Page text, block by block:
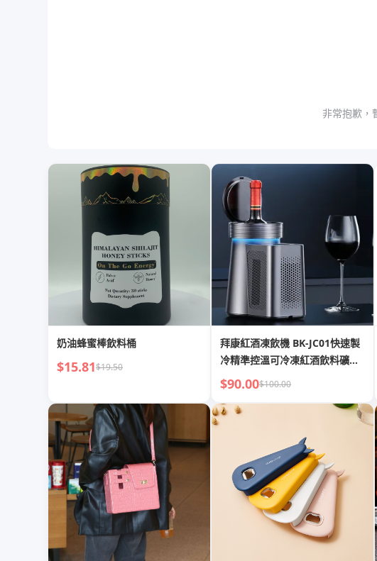
非常抱歉
奶油蜂蜜棒飲料桶
$15.81$19.50
拜康紅酒凍飲機 BK-JC01快速製
冷精準控溫可冷凍紅酒飲料礦泉
水節能靜音小巧便捷
$90.00$100.00